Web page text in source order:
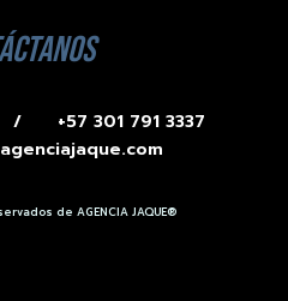
/
+57 301 791 3337
de AGENCIA JAQUE®